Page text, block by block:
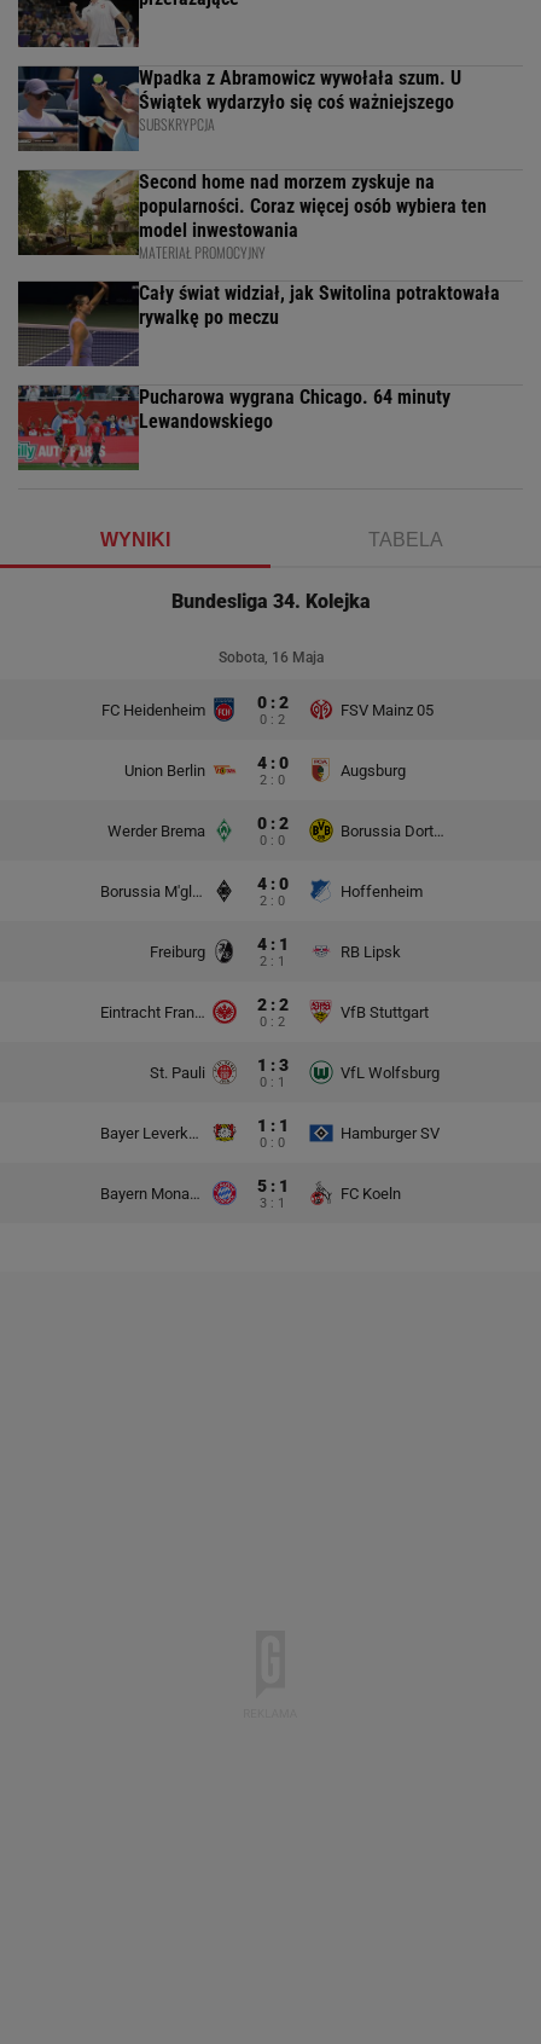
Wpadka z Abramowicz wywołała szum. U
Świątek wydarzyło się coś ważniejszego
SUBSKRYPCJA
Second home nad morzem zyskuje na
popularności. Coraz więcej osób wybiera ten
model inwestowania
MATERIAŁ PROMOCYJNY
Cały świat widział, jak Switolina potraktowała
rywalkę po meczu
Pucharowa wygrana Chicago. 64 minuty
Lewandowskiego
WYNIKI TABELA
Bundesliga 34. Kolejka
Sobota, 16 Maja
FC Heidenheim 0 : 2
0 : 2
FSV Mainz 05
Union Berlin 4 : 0
2 : 0
Augsburg
Werder Brema 0 : 2
0 : 0
Borussia Dortmund
Borussia M'gladbach 4 : 0
2 : 0
Hoffenheim
Freiburg 4 : 1
2 : 1
RB Lipsk
Eintracht Frankfurt 2 : 2
0 : 2
VfB Stuttgart
St. Pauli 1 : 3
0 : 1
VfL Wolfsburg
Bayer Leverkusen 1 : 1
0 : 0
Hamburger SV
Bayern Monachium 5 : 1
3 : 1
FC Koeln